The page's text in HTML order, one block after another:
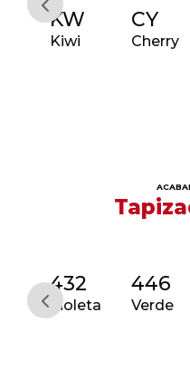
KW
Kiwi
CY
Cherry
432
Violeta
446
Verde